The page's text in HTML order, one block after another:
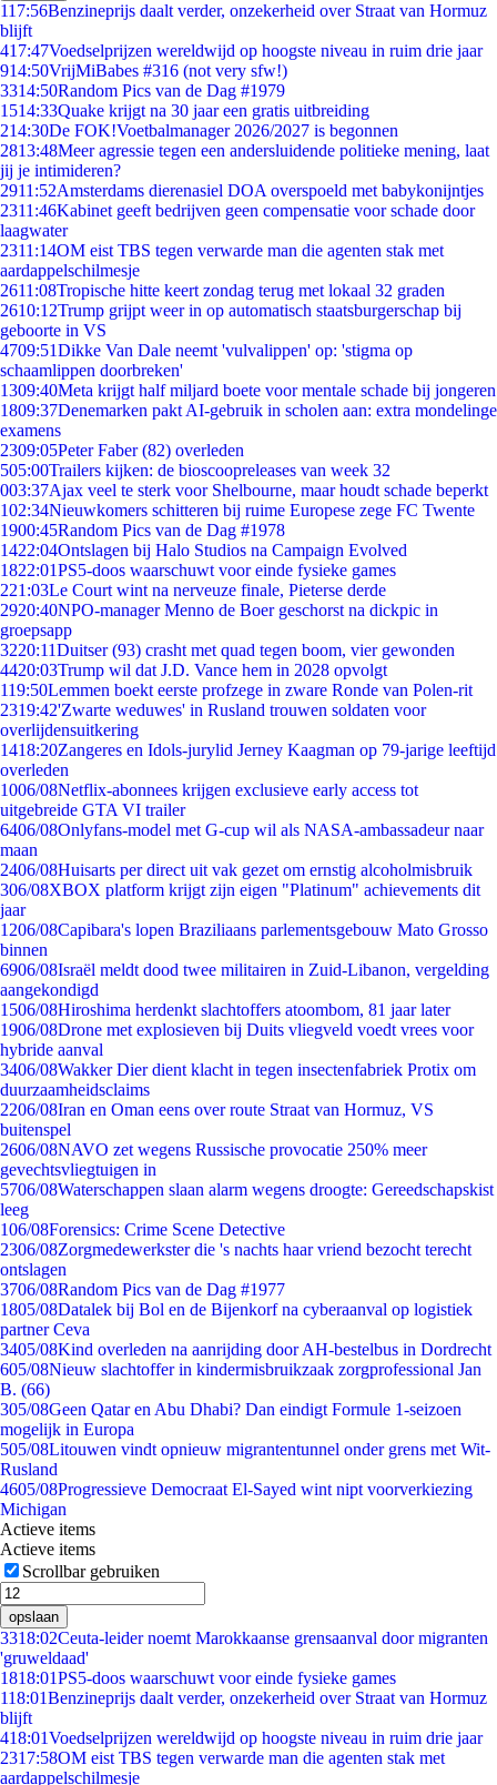
117:56Benzineprijs daalt verder, onzekerheid over Straat van Hormuz
blijft
417:47Voedselprijzen wereldwijd op hoogste niveau in ruim drie jaar
914:50VrijMiBabes #316 (not very sfw!)
3314:50Random Pics van de Dag #1979
1514:33Quake krijgt na 30 jaar een gratis uitbreiding
214:30De FOK!Voetbalmanager 2026/2027 is begonnen
2813:48Meer agressie tegen een andersluidende politieke mening, laat
jij je intimideren?
2911:52Amsterdams dierenasiel DOA overspoeld met babykonijntjes
2311:46Kabinet geeft bedrijven geen compensatie voor schade door
laagwater
2311:14OM eist TBS tegen verwarde man die agenten stak met
aardappelschilmesje
2611:08Tropische hitte keert zondag terug met lokaal 32 graden
2610:12Trump grijpt weer in op automatisch staatsburgerschap bij
geboorte in VS
4709:51Dikke Van Dale neemt 'vulvalippen' op: 'stigma op
schaamlippen doorbreken'
1309:40Meta krijgt half miljard boete voor mentale schade bij jongeren
1809:37Denemarken pakt AI-gebruik in scholen aan: extra mondelinge
examens
2309:05Peter Faber (82) overleden
505:00Trailers kijken: de bioscoopreleases van week 32
003:37Ajax veel te sterk voor Shelbourne, maar houdt schade beperkt
102:34Nieuwkomers schitteren bij ruime Europese zege FC Twente
1900:45Random Pics van de Dag #1978
1422:04Ontslagen bij Halo Studios na Campaign Evolved
1822:01PS5-doos waarschuwt voor einde fysieke games
221:03Le Court wint na nerveuze finale, Pieterse derde
2920:40NPO-manager Menno de Boer geschorst na dickpic in
groepsapp
3220:11Duitser (93) crasht met quad tegen boom, vier gewonden
4420:03Trump wil dat J.D. Vance hem in 2028 opvolgt
119:50Lemmen boekt eerste profzege in zware Ronde van Polen-rit
2319:42'Zwarte weduwes' in Rusland trouwen soldaten voor
overlijdensuitkering
1418:20Zangeres en Idols-jurylid Jerney Kaagman op 79-jarige leeftijd
overleden
1006/08Netflix-abonnees krijgen exclusieve early access tot
uitgebreide GTA VI trailer
6406/08Onlyfans-model met G-cup wil als NASA-ambassadeur naar
maan
2406/08Huisarts per direct uit vak gezet om ernstig alcoholmisbruik
306/08XBOX platform krijgt zijn eigen "Platinum" achievements dit
jaar
1206/08Capibara's lopen Braziliaans parlementsgebouw Mato Grosso
binnen
6906/08Israël meldt dood twee militairen in Zuid-Libanon, vergelding
aangekondigd
1506/08Hiroshima herdenkt slachtoffers atoombom, 81 jaar later
1906/08Drone met explosieven bij Duits vliegveld voedt vrees voor
hybride aanval
3406/08Wakker Dier dient klacht in tegen insectenfabriek Protix om
duurzaamheidsclaims
2206/08Iran en Oman eens over route Straat van Hormuz, VS
buitenspel
2606/08NAVO zet wegens Russische provocatie 250% meer
gevechtsvliegtuigen in
5706/08Waterschappen slaan alarm wegens droogte: Gereedschapskist
leeg
106/08Forensics: Crime Scene Detective
2306/08Zorgmedewerkster die 's nachts haar vriend bezocht terecht
ontslagen
3706/08Random Pics van de Dag #1977
1805/08Datalek bij Bol en de Bijenkorf na cyberaanval op logistiek
partner Ceva
3405/08Kind overleden na aanrijding door AH-bestelbus in Dordrecht
605/08Nieuw slachtoffer in kindermisbruikzaak zorgprofessional Jan
B. (66)
305/08Geen Qatar en Abu Dhabi? Dan eindigt Formule 1-seizoen
mogelijk in Europa
505/08Litouwen vindt opnieuw migrantentunnel onder grens met Wit-
Rusland
4605/08Progressieve Democraat El-Sayed wint nipt voorverkiezing
Michigan
Actieve items
Actieve items
Scrollbar gebruiken
opslaan
3318:02Ceuta-leider noemt Marokkaanse grensaanval door migranten
'gruweldaad'
1818:01PS5-doos waarschuwt voor einde fysieke games
118:01Benzineprijs daalt verder, onzekerheid over Straat van Hormuz
blijft
418:01Voedselprijzen wereldwijd op hoogste niveau in ruim drie jaar
2317:58OM eist TBS tegen verwarde man die agenten stak met
aardappelschilmesje